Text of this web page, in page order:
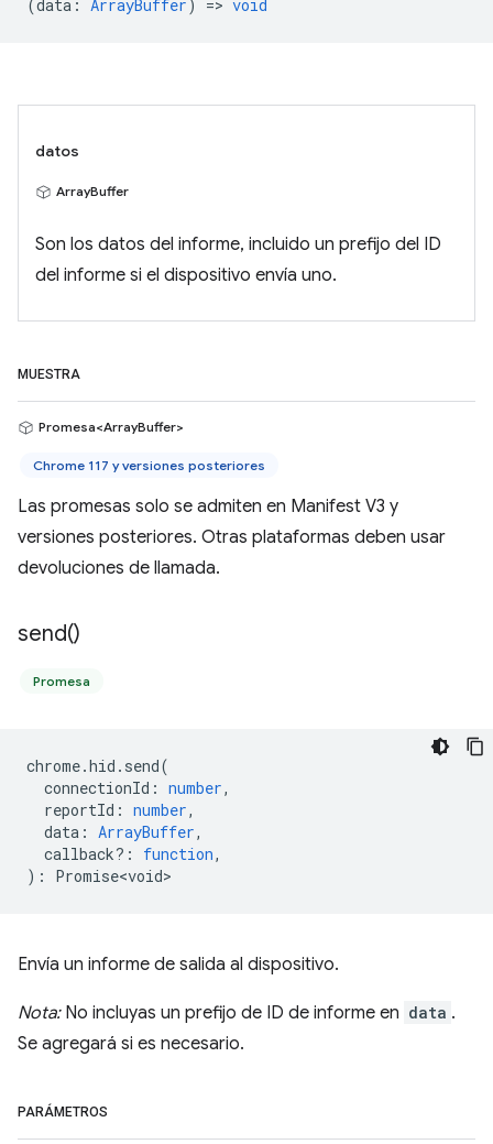
(data : ArrayBuffer ) => void
datos
ArrayBuffer
Son los datos del informe, incluido un prefijo del ID
del informe si el dispositivo envía uno.
MUESTRA
Promesa<ArrayBuffer>
Chrome 117 y versiones posteriores
Las promesas solo se admiten en Manifest V3 y
versiones posteriores. Otras plataformas deben usar
devoluciones de llamada.
send()
Promesa
chrome.hid . send(
connectionId : number,
reportId : number,
data : ArrayBuffer,
callback? : function,
) : Promise<void>
Envía un informe de salida al dispositivo.
Nota:No incluyas un prefijo de ID de informe en data .
Se agregará si es necesario.
PARÁMETROS